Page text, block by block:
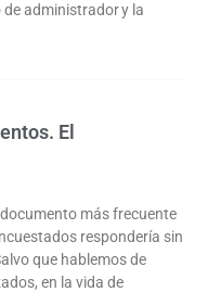
administrador y la
El
más frecuente
respondería sin
que hablemos de
en la vida de